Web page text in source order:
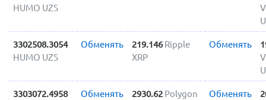
HUMO UZS
3302508.3054
HUMO UZS
Обменять 219.146 Ripple
XRP
Обменять
3303072.4958
Обменять 2930.62 Polygon
Обменять